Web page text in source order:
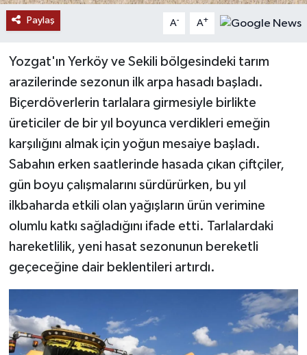
Paylaş A- A+
Yozgat'ın Yerköy ve Sekili bölgesindeki tarım
arazilerinde sezonun ilk arpa hasadı başladı.
Biçerdöverlerin tarlalara girmesiyle birlikte
üreticiler de bir yıl boyunca verdikleri emeğin
karşılığını almak için yoğun mesaiye başladı.
Sabahın erken saatlerinde hasada çıkan çiftçiler,
gün boyu çalışmalarını sürdürürken, bu yıl
ilkbaharda etkili olan yağışların ürün verimine
olumlu katkı sağladığını ifade etti. Tarlalardaki
hareketlilik, yeni hasat sezonunun bereketli
geçeceğine dair beklentileri artırdı.
SPOR
TEKNOLOJİ